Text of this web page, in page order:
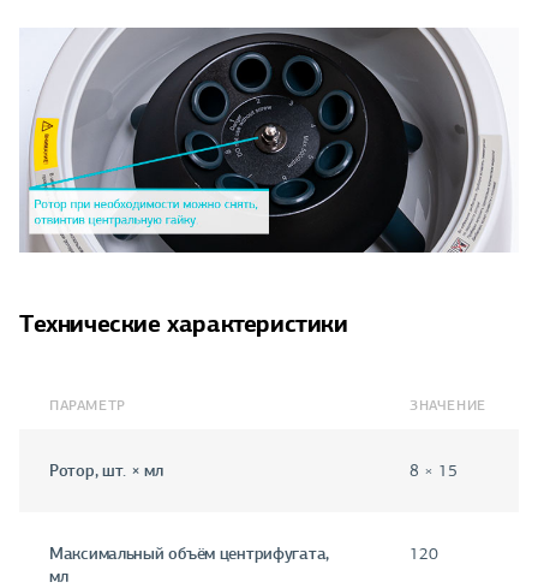
Технические характеристики
ПАРАМЕТР ЗНАЧЕНИЕ
Ротор, шт. × мл 8 × 15
Максимальный объём центрифугата,
мл
120